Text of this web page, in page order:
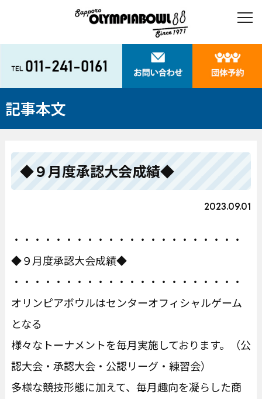
記事本文
◆９月度承認大会成績◆
2023.09.01
・・・・・・・・・・・・・・・・・・・・・・
◆９月度承認大会成績◆
・・・・・・・・・・・・・・・・・・・・・・
オリンピアボウルはセンターオフィシャルゲーム
となる
様々なトーナメントを毎月実施しております。（公
認大会・承認大会・公認リーグ・練習会）
多様な競技形態に加えて、毎月趣向を凝らした商